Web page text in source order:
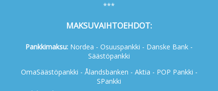
***
MAKSUVAIHTOEHDOT:
Pankkimaksu: Nordea - Osuuspankki - Danske Bank -
Säästöpankki
OmaSäästöpankki - Ålandsbanken - Aktia - POP Pankki -
SPankki